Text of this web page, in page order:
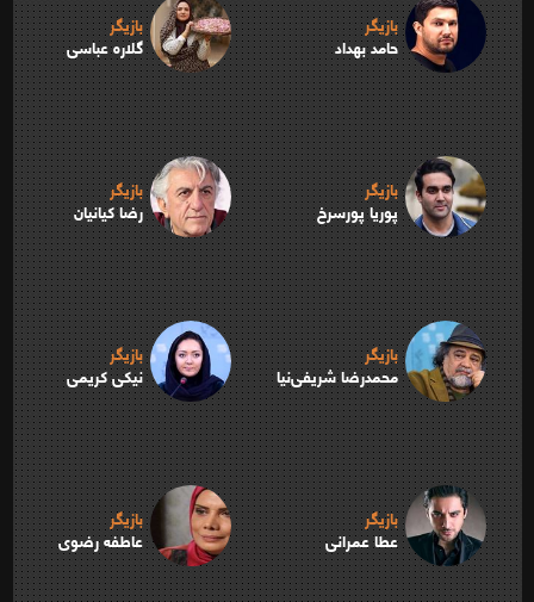
بازیگر
حامد بهداد
بازیگر
گلاره عباسی
بازیگر
پوریا پورسرخ
بازیگر
رضا کیانیان
بازیگر
محمدرضا شریفی‌نیا
بازیگر
نیکی کریمی
بازیگر
عطا عمرانی
بازیگر
عاطفه رضوی